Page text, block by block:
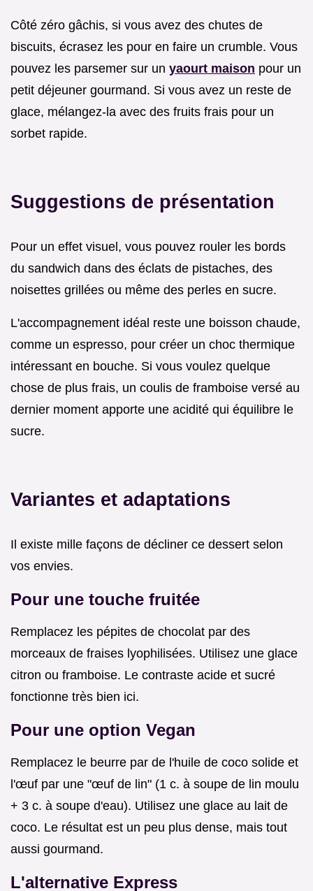
Côté zéro gâchis, si vous avez des chutes de
biscuits, écrasez les pour en faire un crumble. Vous
pouvez les parsemer sur un yaourt maison pour un
petit déjeuner gourmand. Si vous avez un reste de
glace, mélangez-la avec des fruits frais pour un
sorbet rapide.
Suggestions de présentation
Pour un effet visuel, vous pouvez rouler les bords
du sandwich dans des éclats de pistaches, des
noisettes grillées ou même des perles en sucre.
L'accompagnement idéal reste une boisson chaude,
comme un espresso, pour créer un choc thermique
intéressant en bouche. Si vous voulez quelque
chose de plus frais, un coulis de framboise versé au
dernier moment apporte une acidité qui équilibre le
sucre.
Variantes et adaptations
Il existe mille façons de décliner ce dessert selon
vos envies.
Pour une touche fruitée
Remplacez les pépites de chocolat par des
morceaux de fraises lyophilisées. Utilisez une glace
citron ou framboise. Le contraste acide et sucré
fonctionne très bien ici.
Pour une option Vegan
Remplacez le beurre par de l'huile de coco solide et
l'œuf par une "œuf de lin" (1 c. à soupe de lin moulu
+ 3 c. à soupe d'eau). Utilisez une glace au lait de
coco. Le résultat est un peu plus dense, mais tout
aussi gourmand.
L'alternative Express